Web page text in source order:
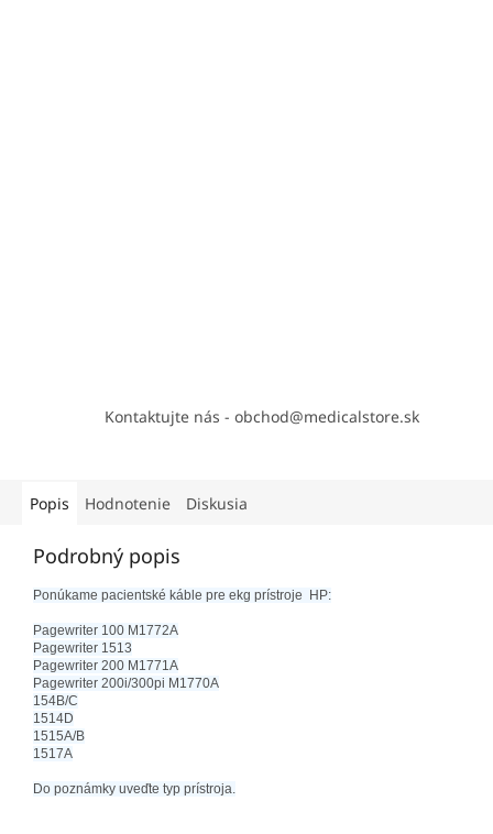
Kontaktujte nás - obchod@medicalstore.sk
Popis Hodnotenie Diskusia
Podrobný popis
Ponúkame pacientské káble pre ekg prístroje HP:
Pagewriter 100 M1772A
Pagewriter 1513
Pagewriter 200 M1771A
Pagewriter 200i/300pi M1770A
154B/C
1514D
1515A/B
1517A
Do poznámky uveďte typ prístroja.